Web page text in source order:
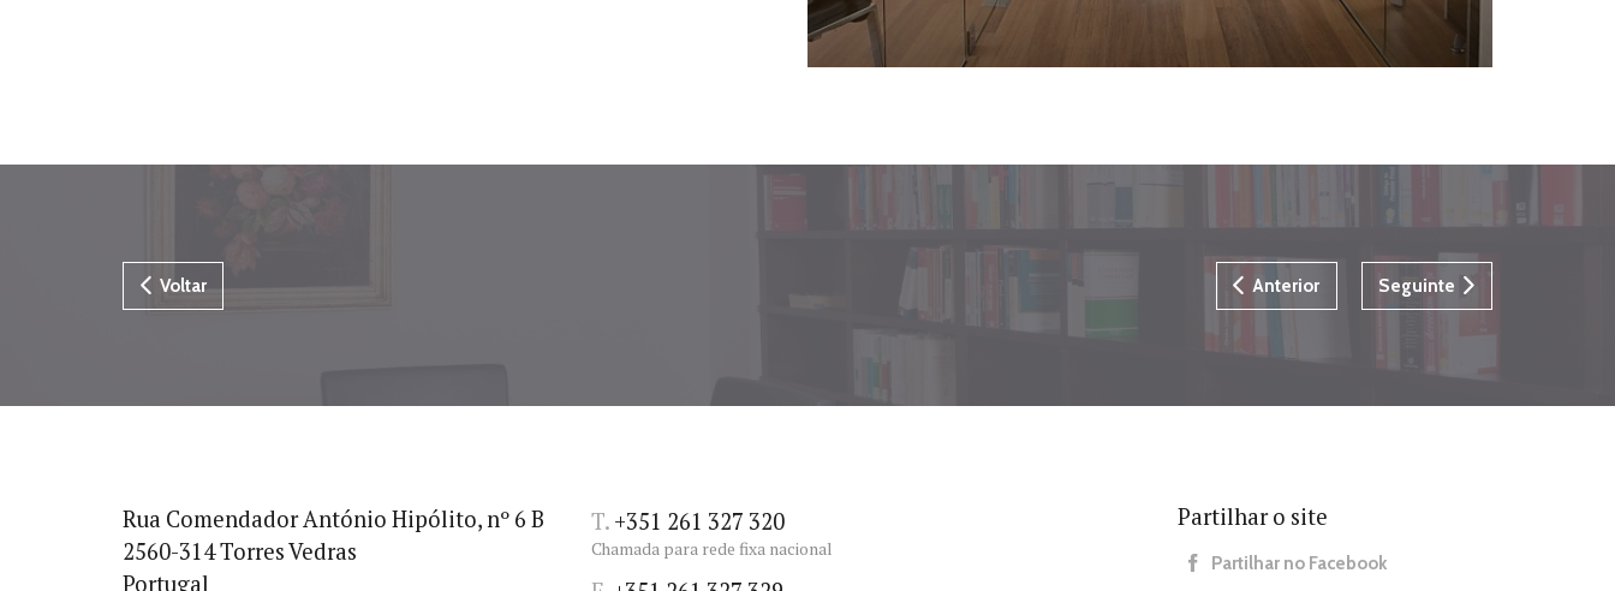
Voltar Anterior Seguinte
Rua Comendador António Hipólito, nº 6 B
2560-314 Torres Vedras
Portugal
T. +351 261 327 320
Chamada para rede fixa nacional
Partilhar o site
Partilhar no Facebook